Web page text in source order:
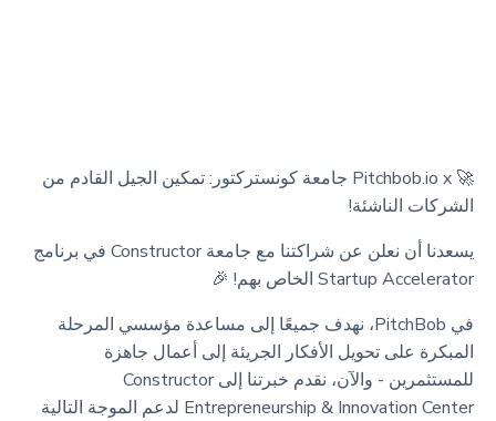
🚀 Pitchbob.io x جامعة كونستركتور: تمكين الجيل القادم من
الشركات الناشئة!
يسعدنا أن نعلن عن شراكتنا مع جامعة Constructor في برنامج
Startup Accelerator الخاص بهم! 🎉
في PitchBob، نهدف جميعًا إلى مساعدة مؤسسي المرحلة
المبكرة على تحويل الأفكار الجريئة إلى أعمال جاهزة
للمستثمرين - والآن، نقدم خبرتنا إلى Constructor
Entrepreneurship & Innovation Center لدعم الموجة التالية